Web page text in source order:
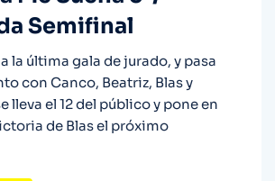
Semifinal
la última gala de jurado, y pasa
con Canco, Beatriz, Blas y
lleva el 12 del público y pone en
de Blas el próximo